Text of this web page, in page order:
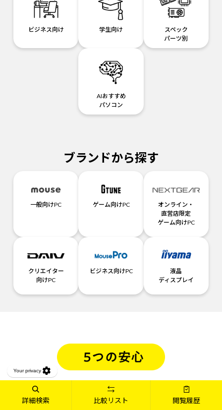
ビジネス向け 学生向け
スペック
パーツ別
AIおすすめ
パソコン
ブランドから探す
一般向けPC ゲーム向けPC
オンライン・
直営店限定
ゲーム向けPC
クリエイター
向けPC
ビジネス向けPC
液晶
ディスプレイ
詳細検索 比較リスト 閲覧履歴